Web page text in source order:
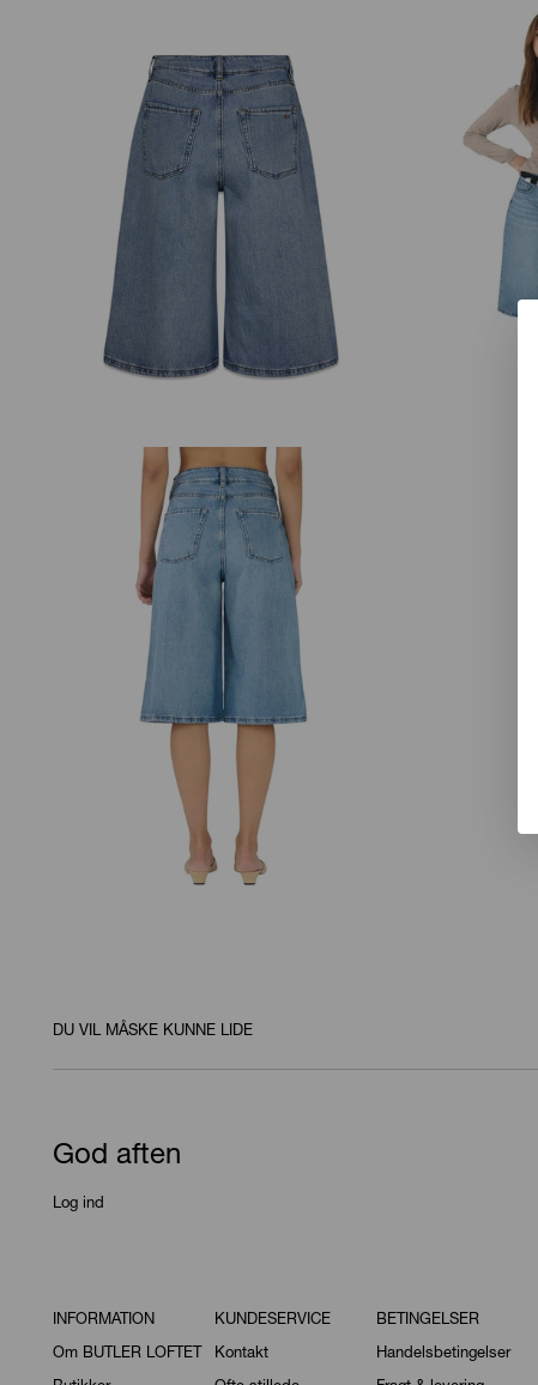
DU VIL MÅSKE KUNNE LIDE
God aften
Log ind
INFORMATION
Om BUTLER LOFTET
KUNDESERVICE
Kontakt
BETINGELSER
Handelsbetingelser